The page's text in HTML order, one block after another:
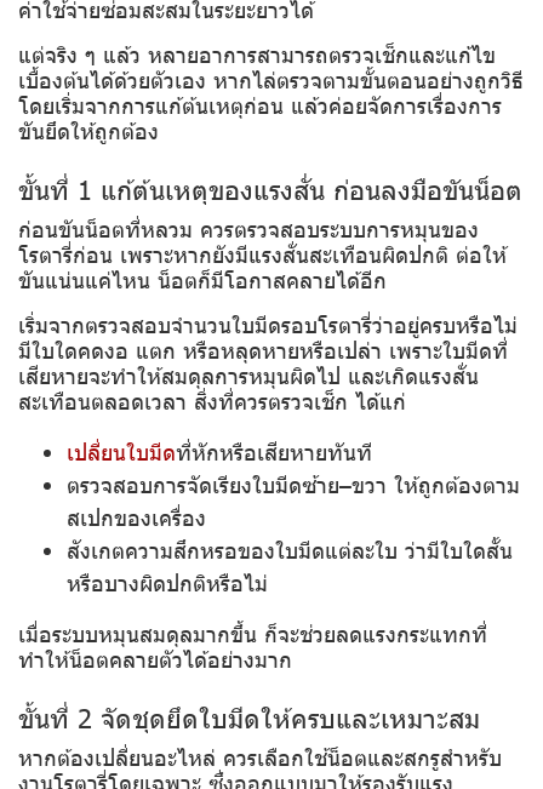
ค่าใช้จ่ายซ่อมสะสมในระยะยาวได้
แต่จริง ๆ แล้ว หลายอาการสามารถตรวจเช็กและแก้ไข
เบื้องต้นได้ด้วยตัวเอง หากไล่ตรวจตามขั้นตอนอย่างถูกวิธี
โดยเริ่มจากการแก้ต้นเหตุก่อน แล้วค่อยจัดการเรื่องการ
ขันยึดให้ถูกต้อง
ขั้นที่ 1 แก้ต้นเหตุของแรงสั่น ก่อนลงมือขันน็อต
ก่อนขันน็อตที่หลวม ควรตรวจสอบระบบการหมุนของ
โรตารี่ก่อน เพราะหากยังมีแรงสั่นสะเทือนผิดปกติ ต่อให้
ขันแน่นแค่ไหน น็อตก็มีโอกาสคลายได้อีก
เริ่มจากตรวจสอบจำนวนใบมีดรอบโรตารี่ว่าอยู่ครบหรือไม่
มีใบใดคดงอ แตก หรือหลุดหายหรือเปล่า เพราะใบมีดที่
เสียหายจะทำให้สมดุลการหมุนผิดไป และเกิดแรงสั่น
สะเทือนตลอดเวลา สิ่งที่ควรตรวจเช็ก ได้แก่
เปลี่ยนใบมีดที่หักหรือเสียหายทันที
ตรวจสอบการจัดเรียงใบมีดซ้าย–ขวา ให้ถูกต้องตาม
สเปกของเครื่อง
สังเกตความสึกหรอของใบมีดแต่ละใบ ว่ามีใบใดสั้น
หรือบางผิดปกติหรือไม่
เมื่อระบบหมุนสมดุลมากขึ้น ก็จะช่วยลดแรงกระแทกที่
ทำให้น็อตคลายตัวได้อย่างมาก
ขั้นที่ 2 จัดชุดยึดใบมีดให้ครบและเหมาะสม
หากต้องเปลี่ยนอะไหล่ ควรเลือกใช้น็อตและสกรูสำหรับ
งานโรตารี่โดยเฉพาะ ซึ่งออกแบบมาให้รองรับแรง